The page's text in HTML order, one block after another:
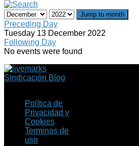
Jump to month
Preceding Day
Tuesday 13 December 2022
Following Day
No events were found
Sindicación Blog
Política de
Privacidad y
Cookies
Terminos de
uso